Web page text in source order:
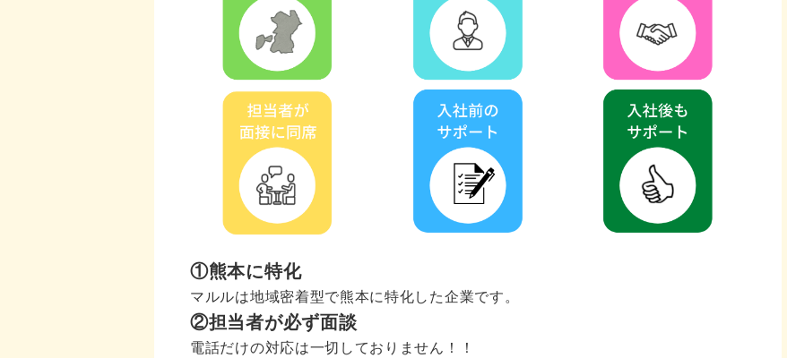
①熊本に特化
マルルは地域密着型で熊本に特化した企業です。
②担当者が必ず面談
電話だけの対応は一切しておりません！！